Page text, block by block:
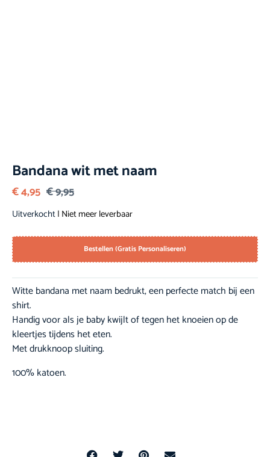
Bandana wit met naam
€9,95
€4,95
Uitverkocht| Niet meer leverbaar
Bestellen (Gratis Personaliseren)
Witte bandana met naam bedrukt, een perfecte match bij een
shirt.
Handig voor als je baby kwijlt of tegen het knoeien op de
kleertjes tijdens het eten.
Met drukknoop sluiting.
100% katoen.